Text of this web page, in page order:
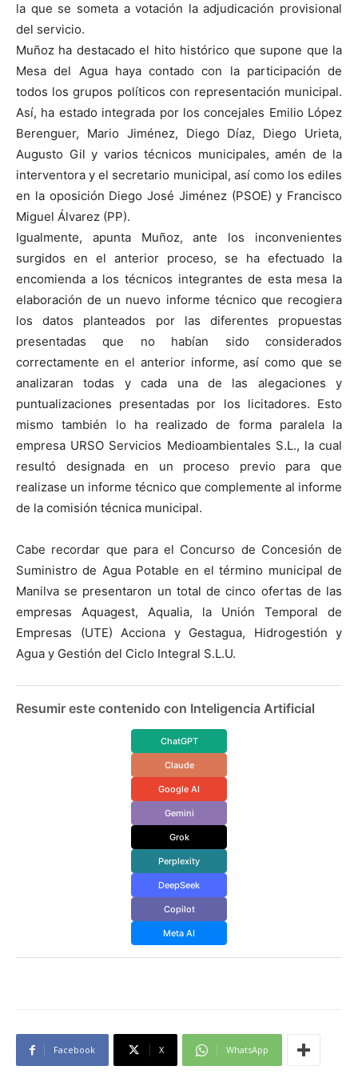
la que se someta a votación la adjudicación provisional
del servicio.
Muñoz ha destacado el hito histórico que supone que la
Mesa del Agua haya contado con la participación de
todos los grupos políticos con representación municipal.
Así, ha estado integrada por los concejales Emilio López
Berenguer, Mario Jiménez, Diego Díaz, Diego Urieta,
Augusto Gil y varios técnicos municipales, amén de la
interventora y el secretario municipal, así como los ediles
en la oposición Diego José Jiménez (PSOE) y Francisco
Miguel Álvarez (PP).
Igualmente, apunta Muñoz, ante los inconvenientes
surgidos en el anterior proceso, se ha efectuado la
encomienda a los técnicos integrantes de esta mesa la
elaboración de un nuevo informe técnico que recogiera
los datos planteados por las diferentes propuestas
presentadas que no habían sido considerados
correctamente en el anterior informe, así como que se
analizaran todas y cada una de las alegaciones y
puntualizaciones presentadas por los licitadores. Esto
mismo también lo ha realizado de forma paralela la
empresa URSO Servicios Medioambientales S.L., la cual
resultó designada en un proceso previo para que
realizase un informe técnico que complemente al informe
de la comisión técnica municipal.
Cabe recordar que para el Concurso de Concesión de
Suministro de Agua Potable en el término municipal de
Manilva se presentaron un total de cinco ofertas de las
empresas Aquagest, Aqualia, la Unión Temporal de
Empresas (UTE) Acciona y Gestagua, Hidrogestión y
Agua y Gestión del Ciclo Integral S.L.U.
Resumir este contenido con Inteligencia Artificial
ChatGPT
Claude
Google AI
Gemini
Grok
Perplexity
DeepSeek
Copilot
Meta AI
Facebook X WhatsApp